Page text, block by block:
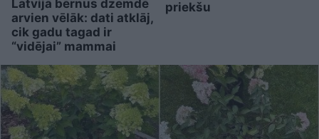
Latvijā bērnus dzemdē
arvien vēlāk: dati atklāj,
cik gadu tagad ir
“vidējai” mammai
priekšu